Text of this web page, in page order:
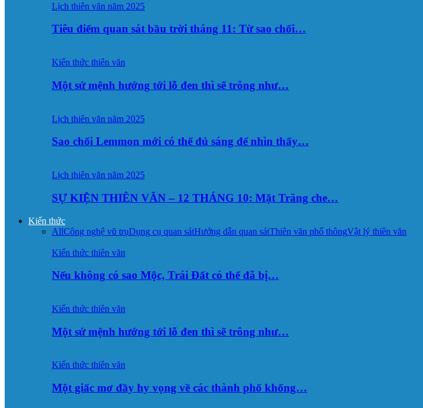
Lịch thiên văn năm 2025
Tiêu điểm quan sát bầu trời tháng 11: Từ sao chổi…
Kiến thức thiên văn
Một sứ mệnh hướng tới lỗ đen thì sẽ trông như…
Lịch thiên văn năm 2025
Sao chổi Lemmon mới có thể đủ sáng để nhìn thấy…
Lịch thiên văn năm 2025
SỰ KIỆN THIÊN VĂN – 12 THÁNG 10: Mặt Trăng che…
Kiến thức
AllCông nghệ vũ trụDụng cụ quan sátHướng dẫn quan sátThiên văn phổ thôngVật lý thiên văn
Kiến thức thiên văn
Nếu không có sao Mộc, Trái Đất có thể đã bị…
Kiến thức thiên văn
Một sứ mệnh hướng tới lỗ đen thì sẽ trông như…
Kiến thức thiên văn
Một giấc mơ đầy hy vọng về các thành phố khổng…